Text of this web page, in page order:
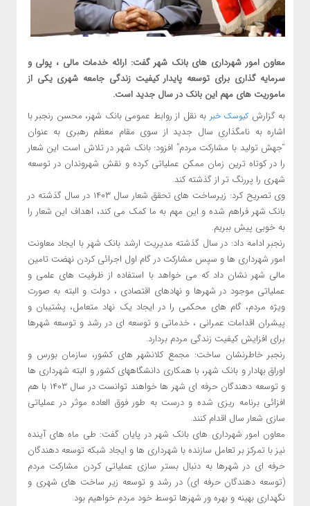
معاون امور شهرداری های بانک شهر گفت: ارائه خدمات مالی ، پولی و
سرمایه گذاری برای توسعه پایدار کیفیت زندگی جامعه شهری یکی از
ماموریت های مهم این بانک در سال جدید است.
به گزارش کیوسک خبر به نقل از روابط عمومی بانک شهر، محسن رنجبر با
اشاره به نامگذاری سال جدید از سوی مقام معظم رهبری به عنوان
“جهش تولید با مشارکت مردم” افزود: بانک شهر در تلاش است این شعار
را در کوتاه ترین زمان ممکن عملیاتی کرده و نقش شهروندان در توسعه
شهری را پررنگ تر از گذشته کند.
وی تصریح کرد: زیرساخت های تحقق شعار سال ۱۴۰۳ در سال گذشته در
بانک شهر فراهم شده و این مهم به ما کمک می کند، اهداف این شعار را
به خوبی پیش ببریم.
رنجبر ادامه داد: در سال گذشته مدیریت ارشد بانک شهر با ایجاد معاونت
امور شهرداری ها و سپس مشارکت در گام اول اجرائی کردن نهضت تامین
مالی شهر نشان داد که می خواهد با استفاده از ظرفیت های علمی و
عملیاتی موجود در شهرها و نهادهای اقتصادی ، دولت و البته به صورت
ویژه مردم، گام های محکمی را در ایجاد یک نهاد متعامل، پشتیبان و
پیشران اقدامات عمرانی ، خدماتی و توسعه ای در رشد و توسعه شهرها
برای افزایش کیفیت زندگی مردم بردارد.
رنجبر خاطرنشان ساخت: مجمع کلانشهر های کشور، سازمان بورس و
اوراق بهادار و بانک شهر، با همکاری دانشگاههای کشور و البته شهرداری ها
و توسعه دهندگان حرفه ای شهر ها خواهند توانست در سال ۱۴۰۳ با هم
افزائی برنامه ریزی شده و درست به طور فوق العاده موثر در عملیاتی
سازی شعار سال اقدام کنند.
معاون امور شهرداری های بانک شهر در پایان گفت: طی ماه های آینده
نیز با تمرکز بر تعامل سازنده با شهرداری ها و ایجاد شبکه توسعه دهندگان
حرفه ای در شهرها به دنبال بستر سازی عملیاتی کردن مشارکت مردم
(توسعه دهندگان حرفه ای) در رشد و توسعه زیر ساخت های شهری و
نگهداری بهینه و بهره ور شهرها توسط خود مردم خواهیم بود.